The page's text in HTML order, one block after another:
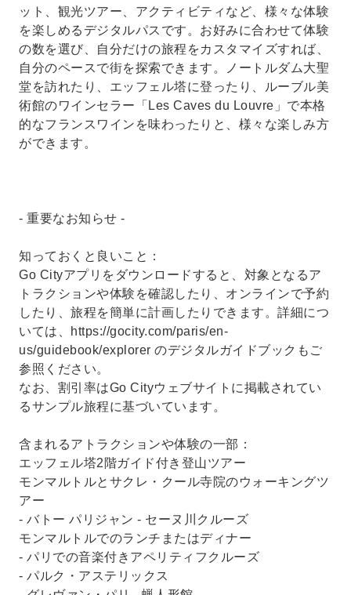
ット、観光ツアー、アクティビティなど、様々な体験
を楽しめるデジタルパスです。お好みに合わせて体験
の数を選び、自分だけの旅程をカスタマイズすれば、
自分のペースで街を探索できます。ノートルダム大聖
堂を訪れたり、エッフェル塔に登ったり、ルーブル美
術館のワインセラー「Les Caves du Louvre」で本格
的なフランスワインを味わったりと、様々な楽しみ方
ができます。
- 重要なお知らせ -
知っておくと良いこと：
Go Cityアプリをダウンロードすると、対象となるア
トラクションや体験を確認したり、オンラインで予約
したり、旅程を簡単に計画したりできます。詳細につ
いては、https://gocity.com/paris/en-
us/guidebook/explorer のデジタルガイドブックもご
参照ください。
なお、割引率はGo Cityウェブサイトに掲載されてい
るサンプル旅程に基づいています。
含まれるアトラクションや体験の一部：
エッフェル塔2階ガイド付き登山ツアー
モンマルトルとサクレ・クール寺院のウォーキングツ
アー
- バトー パリジャン - セーヌ川クルーズ
モンマルトルでのランチまたはディナー
- パリでの音楽付きアペリティフクルーズ
- パルク・アステリックス